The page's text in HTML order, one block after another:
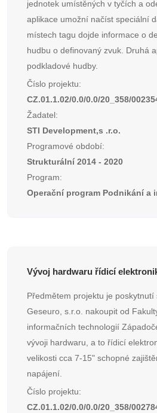
jednotek umístěných v tyčích a
aplikace umožní načíst speciální
místech tagu dojde informace o
hudbu o definovaný zvuk. Druhá
podkladové hudby.
Číslo projektu:
CZ.01.1.02/0.0/0.0/20_358/
Žadatel:
STI Development,s .r.o.
Programové období:
Strukturální 2014 - 2020
Program:
Operační program Podnikání
Vývoj hardwaru řídicí
Předmětem projektu je
Geseuro, s.r.o. nakoupit od
informačních technologií
vývoji hardwaru, a to řídicí
velikosti cca 7-15" schopné
napájení.
Číslo projektu:
CZ.01.1.02/0.0/0.0/20_358/